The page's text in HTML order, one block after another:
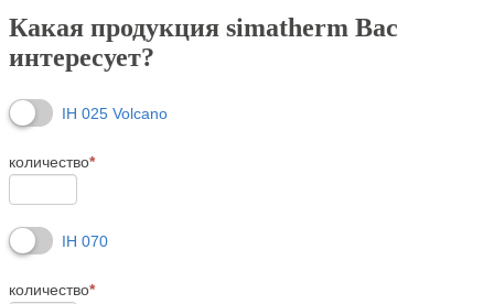
Какая продукция simatherm Вас
интересует?
IH 025 Volcano
количество*
IH 070
количество*